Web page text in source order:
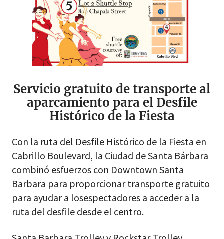
Servicio gratuito de transporte al
aparcamiento para el Desfile
Histórico de la Fiesta
Con la ruta del Desfile Histórico de la Fiesta en
Cabrillo Boulevard, la Ciudad de Santa Bárbara
combinó esfuerzos con Downtown Santa
Barbara para proporcionar transporte gratuito
para ayudar a losespectadores a acceder a la
ruta del desfile desde el centro.